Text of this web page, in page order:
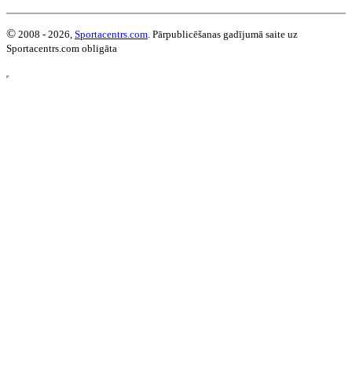
© 2008 - 2026, Sportacentrs.com . Pārpublicēšanas gadījumā saite uz
Sportacentrs.com obligāta